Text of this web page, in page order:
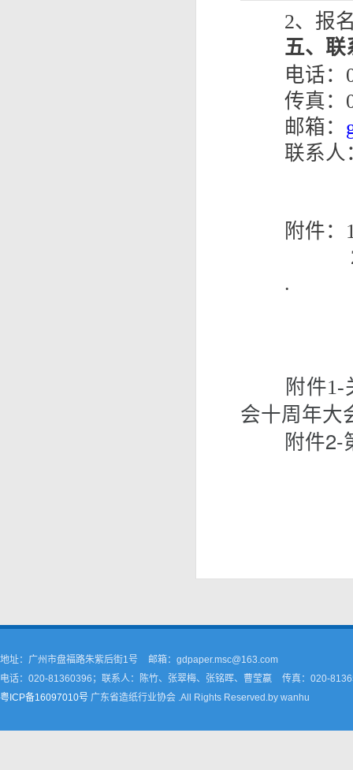
2、报
五、联
电话：
传真：
邮箱：
联系
附件
2、
.
附件
会十周年大
附件2-
地址：广州市盘福路朱紫后街1号
邮箱：gdpaper.msc@163.com
电话：020-81360396；联系人：陈竹、张翠梅、张铭晖、曹莹嬴
传真：020-
粤ICP备16097010号 广东省造纸行业协会 .All Rights Reserved.by wanhu